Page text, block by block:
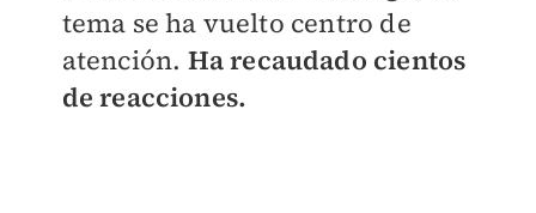
tema se ha vuelto centro de
atención. Ha recaudado cientos
de reacciones.